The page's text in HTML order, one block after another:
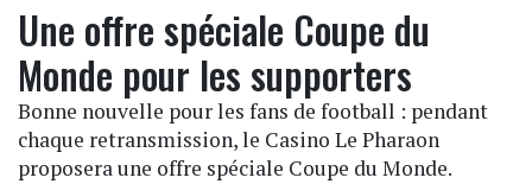
Une offre spéciale Coupe du
Monde pour les supporters
Bonne nouvelle pour les fans de football : pendant
chaque retransmission, le Casino Le Pharaon
proposera une offre spéciale Coupe du Monde.